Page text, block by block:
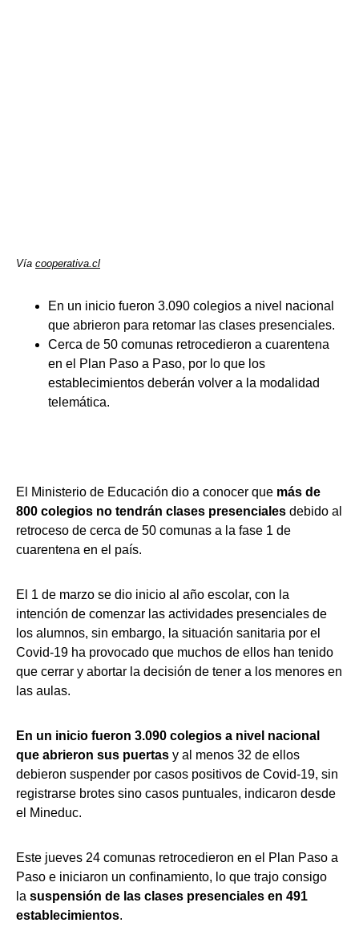
Vía cooperativa.cl
En un inicio fueron 3.090 colegios a nivel nacional
que abrieron para retomar las clases presenciales.
Cerca de 50 comunas retrocedieron a cuarentena
en el Plan Paso a Paso, por lo que los
establecimientos deberán volver a la modalidad
telemática.
El Ministerio de Educación dio a conocer que más de
800 colegios no tendrán clases presenciales debido al
retroceso de cerca de 50 comunas a la fase 1 de
cuarentena en el país.
El 1 de marzo se dio inicio al año escolar, con la
intención de comenzar las actividades presenciales de
los alumnos, sin embargo, la situación sanitaria por el
Covid-19 ha provocado que muchos de ellos han tenido
que cerrar y abortar la decisión de tener a los menores en
las aulas.
En un inicio fueron 3.090 colegios a nivel nacional
que abrieron sus puertas y al menos 32 de ellos
debieron suspender por casos positivos de Covid-19, sin
registrarse brotes sino casos puntuales, indicaron desde
el Mineduc.
Este jueves 24 comunas retrocedieron en el Plan Paso a
Paso e iniciaron un confinamiento, lo que trajo consigo
la suspensión de las clases presenciales en 491
establecimientos.